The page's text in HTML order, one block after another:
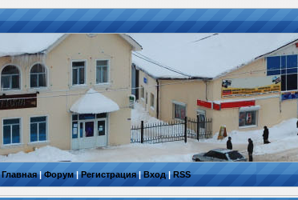
Главная|Форум|Регистрация|Вход|RSS